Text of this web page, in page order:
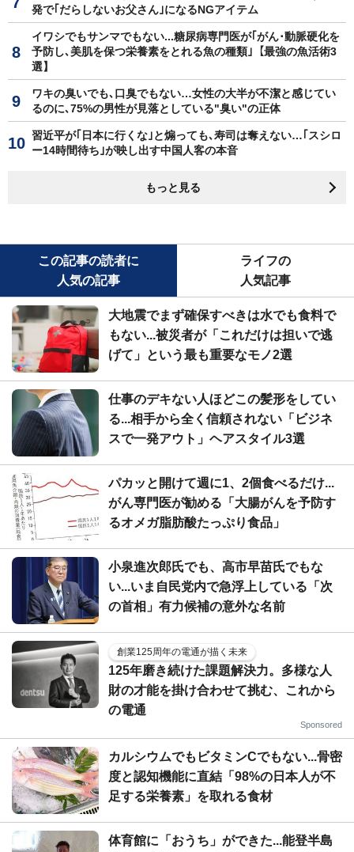
発で｢だらしないお父さん｣になるNGアイテム
イワシでもサンマでもない...糖尿病専門医が｢がん･動脈硬化を
予防し､美肌を保つ栄養素をとれる魚の種類｣【最強の魚活術3
選】
ワキの臭いでも､口臭でもない…女性の大半が不潔と感じてい
るのに､75%の男性が見落としている"臭い"の正体
習近平が｢日本に行くな｣と煽っても､寿司は奪えない…｢スシロ
ー14時間待ち｣が映し出す中国人客の本音
もっと見る
この記事の読者に
人気の記事
ライフの
人気記事
大地震でまず確保すべきは水でも食料で
もない...被災者が「これだけは担いで逃
げて」という最も重要なモノ2選
仕事のデキない人ほどこの髪形をしてい
る...相手から全く信頼されない「ビジネ
スで一発アウト」ヘアスタイル3選
パカッと開けて週に1、2個食べるだけ...
がん専門医が勧める「大腸がんを予防す
るオメガ脂肪酸たっぷり食品」
小泉進次郎氏でも、高市早苗氏でもな
い...いま自民党内で急浮上している「次
の首相」有力候補の意外な名前
創業125周年の電通が描く未来
125年磨き続けた課題解決力。多様な人
財の才能を掛け合わせて挑む、これから
の電通
Sponsored
カルシウムでもビタミンCでもない...骨密
度と認知機能に直結「98%の日本人が不
足する栄養素」を取れる食材
体育館に「おうち」ができた...能登半島